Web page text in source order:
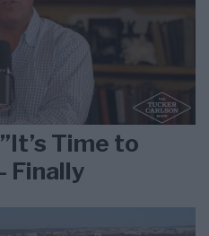
Time to
Finally